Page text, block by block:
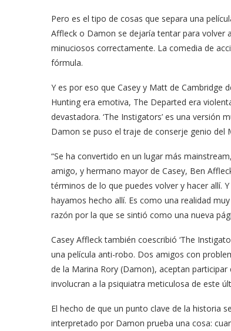
Pero es el tipo de cosas que separa una
Affleck o Damon se dejaría tentar para volver
minuciosos correctamente. La comedia de
fórmula.
Y es por eso que Casey y Matt de Cambridge
Hunting era emotiva, The Departed era
devastadora. ‘The Instigators’ es una versión
Damon se puso el traje de conserje genio del
“Se ha convertido en un lugar más
amigo, y hermano mayor de Casey, Ben
términos de lo que puedes volver y hacer allí.
hayamos hecho allí. Es como una realidad
razón por la que se sintió como una nueva
Casey Affleck también coescribió ‘The
una película anti-robo. Dos amigos con
de la Marina Rory (Damon), aceptan
involucran a la psiquiatra meticulosa de este
El hecho de que un punto clave de la historia
interpretado por Damon prueba una cosa: